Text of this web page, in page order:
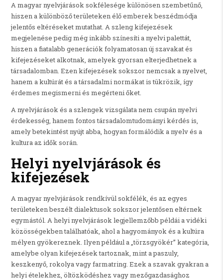
A magyar nyelvjárások sokfélesége különösen szembetűnő,
hiszen a különböző területeken élő emberek beszédmódja
jelentős eltéréseket mutathat. A szleng kifejezések
megjelenése pedig még inkább színesíti a nyelvi palettát,
hiszen a fiatalabb generációk folyamatosan új szavakat és
kifejezéseket alkotnak, amelyek gyorsan elterjedhetnek a
társadalomban. Ezen kifejezések sokszor nemcsak a nyelvet,
hanem a kultúrát és a társadalmi normákat is tükrözik, így
érdemes megismerni és megérteni őket.
A nyelvjárások és a szlengek vizsgálata nem csupán nyelvi
érdekesség, hanem fontos társadalomtudományi kérdés is,
amely betekintést nyújt abba, hogyan formálódik a nyelv és a
kultura az idők során.
Helyi nyelvjárások és
kifejezések
A magyar nyelvjárások rendkívül sokfélék, és az egyes
területeken beszélt dialektusok sokszor jelentősen eltérnek
egymástól. A helyi nyelvjárások legjellemzőbb példái a vidéki
közösségekben találhatóak, ahol a hagyományok és a kultúra
mélyen gyökereznek. Ilyen például a „törzsgyökér” kategória,
amelybe olyan kifejezések tartoznak, mint a paszuly,
keszkenyő, rokolya vagy farmatring. Ezek a szavak gyakran a
helyi ételekhez, öltözködéshez vagy mezőgazdasághoz